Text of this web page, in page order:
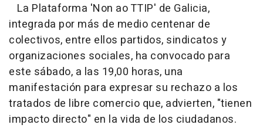
La Plataforma 'Non ao TTIP' de Galicia,
integrada por más de medio centenar de
colectivos, entre ellos partidos, sindicatos y
organizaciones sociales, ha convocado para
este sábado, a las 19,00 horas, una
manifestación para expresar su rechazo a los
tratados de libre comercio que, advierten, "tienen
impacto directo" en la vida de los ciudadanos.